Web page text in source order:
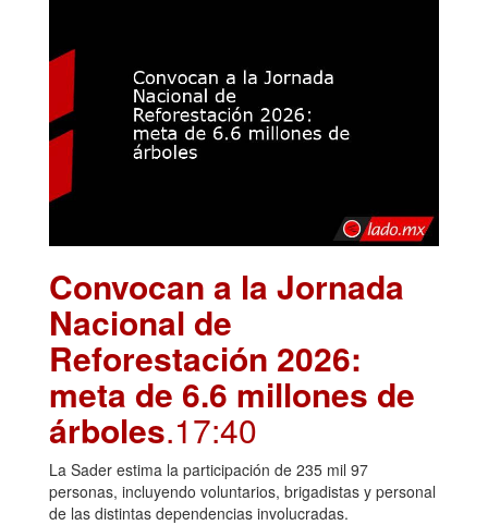
Convocan a la Jornada
Nacional de
Reforestación 2026:
meta de 6.6 millones de
árboles.17:40
La Sader estima la participación de 235 mil 97
personas, incluyendo voluntarios, brigadistas y personal
de las distintas dependencias involucradas.